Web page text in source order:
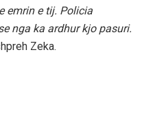
emrin e tij. Policia
nga ka ardhur kjo pasuri.
Zeka.